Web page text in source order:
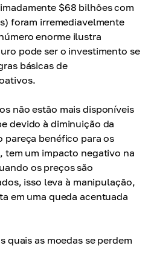
$68 bilhões com
foram irremediavelmente
enorme ilustra
pode ser o investimento se
básicas de
não estão mais disponíveis
devido à diminuição da
pareça benéfico para os
tem um impacto negativo na
os preços são
isso leva à manipulação,
em uma queda acentuada
quais as moedas se perdem